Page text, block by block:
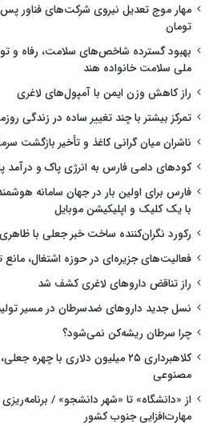
تومان
بهبود گسترده شاخص‌های سلامت، رفاه و
ملی سلامت خانواده هند
راز کاهش وزن ایمن با آمپول‌های لاغری
تمرکز بیشتر با چند تغییر ساده در زندگی
ناشران میان گرانی کاغذ و تأخیر بازگشت
کودهای دامی فارس به انرژی پاک و درآمد
فارس برای اولین بار در جهان سامانه
با یک کلیک و اپلیکیشن موبایل
رکورد نگران‌کننده ساخت خبر جعلی با
فعالیت‌های جزیره‌ای در حوزه اشتغال،
راز تناقض داروهای لاغری کشف شد
نسل جدید داروهای ضدسرطان در مسیر
چرا سرطان ریشه‌کن نمی‌شود؟
کلاهبرداری ۲۵ میلیون دلاری با
مصنوعی
از «دانشگاه» تا «شهر دانشجو» /
مهارت‌افزایی جنوب کشور